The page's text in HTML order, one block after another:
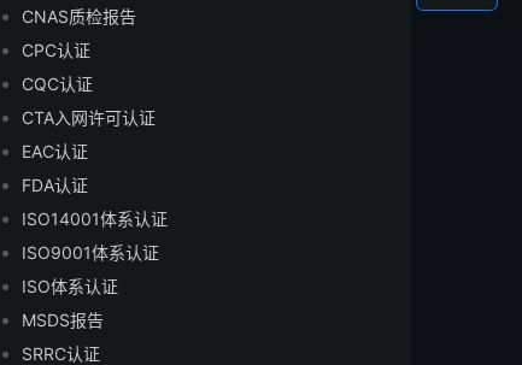
CNAS质检报告
CPC认证
CQC认证
CTA入网许可认证
EAC认证
FDA认证
ISO14001体系认证
ISO9001体系认证
ISO体系认证
MSDS报告
SRRC认证